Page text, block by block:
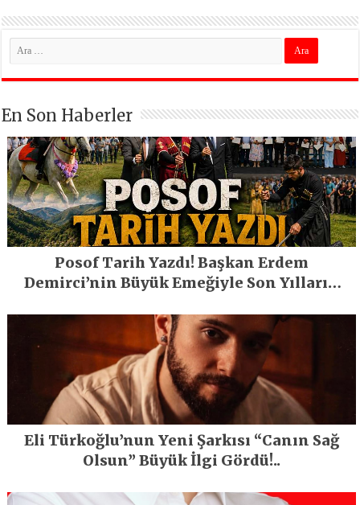
En Son Haberler
Posof Tarih Yazdı! Başkan Erdem
Demirci’nin Büyük Emeğiyle Son Yılların
Eli Türkoğlu’nun Yeni Şarkısı “Canın Sağ
Olsun” Büyük İlgi Gördü!..